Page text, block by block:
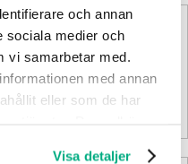
och annan
sociala medier och
vi samarbetar med.
med annan
eller som de har
Visa detaljer